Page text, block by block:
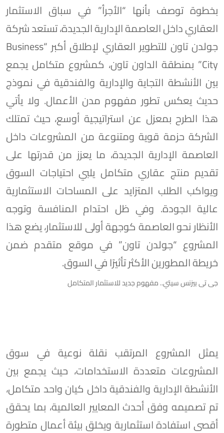
بخطوة توصف بأنها “الأجرأ” في سباق الاستثمار
العقاري داخل العاصمة الإدارية الجديدة، تستعد شركة
جولدن تاون للتطوير العقاري لإطلاق أكبر “Business
City” بمنطقة الداون تاون، كمشروع متكامل يجمع
بين الأنشطة التجاية والإدارية والفندقية في نموذج
حديث يعكس تطور مفهوم مدن الأعمال. ولا يأتي
هذا الطرح بمعزل عن استراتيجية أوسع، حيث تمتلك
الشركة حزمة قوية ومتنوعة من المشروعات داخل
العاصمة الإدارية الجديدة، ما يعزز من قدرتها على
تقديم منتج عقاري متكامل يلبي احتياجات السوق
ويواكب الطلب المتزايد على المساحات الاستثمارية
عالية الجودة. وفي ظل احتدام المنافسة وتوجه
الأنظار نحو العاصمة كوجهة أولى للاستثمار، يضع هذا
المشروع “جولدن تاون” في موقع متقدم ضمن
خريطة المطورين الأكثر تأثيرًا في السوق.
جى تى بيزنس سيتي.. مفهوم جديد للاستثمار المتكامل
يمثل المشروع المرتقب نقلة نوعية في سوق
المشروعات متعددة الاستخدامات، حيث يجمع بين
الأنشطة الإدارية والفندقية داخل كيان واحد متكامل،
تم تصميمه وفق أحدث المعايير العالمية، بما يحقق
أقصى استفادة استثمارية ويخلق بيئة أعمال متطورة